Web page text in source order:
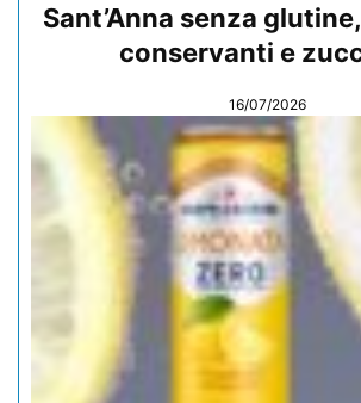
Sant’Anna senza
conservanti e
16/07/2026